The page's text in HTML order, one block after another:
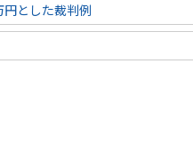
とした裁判例